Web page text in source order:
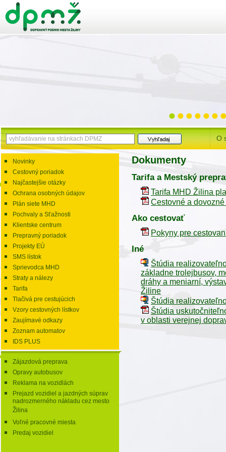
O
Novinky
Cestovný poriadok
Najčastejšie otázky
Ochrana osobných údajov
Plán siete MHD
Pochvaly a Sťažnosti
Klientske centrum
Prepravný poriadok
Projekty EÚ
SMS lístok
Sprievodca MHD
Straty a nálezy
Tarifa
Tlačivá pre cestujúcich
Vzory cestovných lístkov
Zaujímavé odkazy
Zoznam automatov
IDS PLUS
Zájazdová preprava
Opravy autobusov
Reklama na vozidlách
Prejazd vozidiel a jazdných súprav
nadrozmerného nákladu cez mesto
Žilina
Voľné pracovné miesta
Predaj vozidiel
Dokumenty
Tarifa a Mestský
Tarifa MHD Žilina
Cestovné a
Ako cestovať
Pokyny pre
Iné
Štúdia
základne trolejbusov,
dráhy a meniarní,
Žiline
Štúdia
Štúdia
v oblasti verejnej